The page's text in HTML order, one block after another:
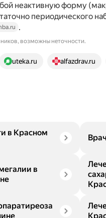
неактивную форму
периодического
.
возможны неточности.
uteka.ru alfazdrav.ru
в Красном
в